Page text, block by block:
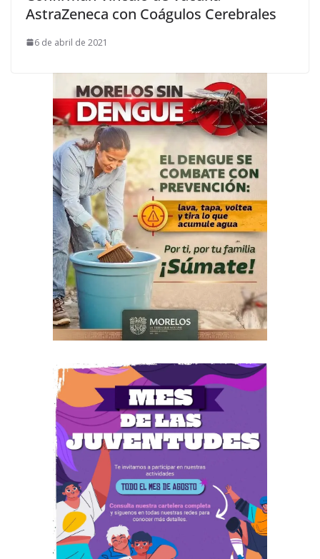
AstraZeneca con Coágulos Cerebrales
6 de abril de 2021